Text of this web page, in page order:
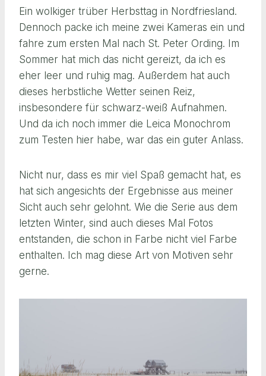
Ein wolkiger trüber Herbsttag in Nordfriesland.
Dennoch packe ich meine zwei Kameras ein und
fahre zum ersten Mal nach St. Peter Ording. Im
Sommer hat mich das nicht gereizt, da ich es
eher leer und ruhig mag. Außerdem hat auch
dieses herbstliche Wetter seinen Reiz,
insbesondere für schwarz-weiß Aufnahmen.
Und da ich noch immer die Leica Monochrom
zum Testen hier habe, war das ein guter Anlass.
Nicht nur, dass es mir viel Spaß gemacht hat, es
hat sich angesichts der Ergebnisse aus meiner
Sicht auch sehr gelohnt. Wie die Serie aus dem
letzten Winter, sind auch dieses Mal Fotos
entstanden, die schon in Farbe nicht viel Farbe
enthalten. Ich mag diese Art von Motiven sehr
gerne.